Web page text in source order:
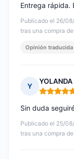
Publicado el 26/
tras una compra
Entrega rápida.
Opinión traducida
Y
YOLANDA
Nota: 5 de
Publicado el 25/
tras una compra
Sin duda